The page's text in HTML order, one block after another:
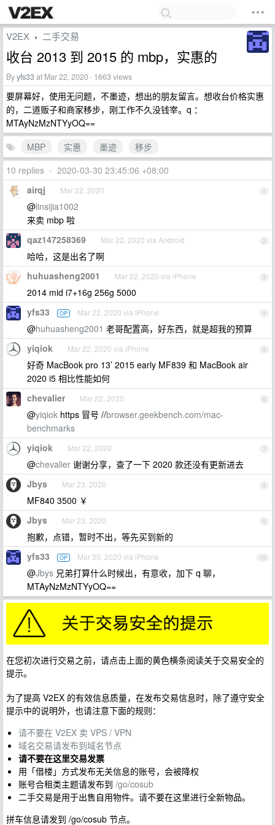
V2EX › 二手交易
收台 2013 到 2015 的 mbp，实惠的
Byyfs33at Mar 22, 2020 · 1663 views
要屏幕好，使用无问题，不墨迹，想出的朋友留言。想收台价格实惠
的，二道贩子和商家移步，刚工作不久没钱宰。q ：
MTAyNzMzNTYyOQ==
MBP
实惠 墨迹
移步
10 replies • 2020-03-30 23:45:06 +08:00
1
airqj Mar 22, 2020
@linsijia1002
来卖 mbp 啦
2
qaz147258369 Mar 22, 2020 via Android
哈哈，这是出名了啊
3
huhuasheng2001 Mar 22, 2020 via iPhone
2014 mid i7+16g 256g 5000
4
yfs33 OP Mar 22, 2020 via iPhone
@huhuasheng2001 老哥配置高，好东西，就是超我的预算
5
yiqiok Mar 22, 2020 via iPhone
好奇 MacBook pro 13’ 2015 early MF839 和 MacBook air
2020 i5 相比性能如何
6
chevalier Mar 22, 2020
@yiqiok https 冒号 //browser.geekbench.com/mac-
benchmarks
7
yiqiok Mar 22, 2020
@chevalier 谢谢分享，查了一下 2020 款还没有更新进去
8
Jbys Mar 23, 2020
MF840 3500 ￥
9
Jbys Mar 23, 2020
抱歉，点错，暂时不出，等先买到新的
10
yfs33 OP Mar 30, 2020 via iPhone
@Jbys 兄弟打算什么时候出，有意收，加下 q 聊，
MTAyNzMzNTYyOQ==
在您初次进行交易之前，请点击上面的黄色横条阅读关于交易安全的
提示。
为了提高 V2EX 的有效信息质量，在发布交易信息时，除了遵守安全
提示中的说明外，也请注意下面的规则：
请不要在 V2EX 卖 VPS / VPN
域名交易请发布到域名节点
请不要在这里交易发票
用「借楼」方式发布无关信息的账号，会被降权
账号合租类主题请发布到 /go/cosub
二手交易是用于出售自用物件。请不要在这里进行全新物品。
拼车信息请发到 /go/cosub 节点。